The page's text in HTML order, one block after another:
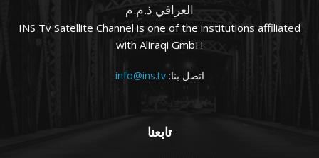
العراقي ذ.م.م
INS Tv Satellite Channel is one of the institutions affiliated
with Aliraqi GmbH
اتصل بنا:info@ins.tv
تابعنا